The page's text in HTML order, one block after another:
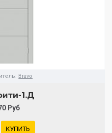
Bravo
1.Д
Руб
КУПИТЬ